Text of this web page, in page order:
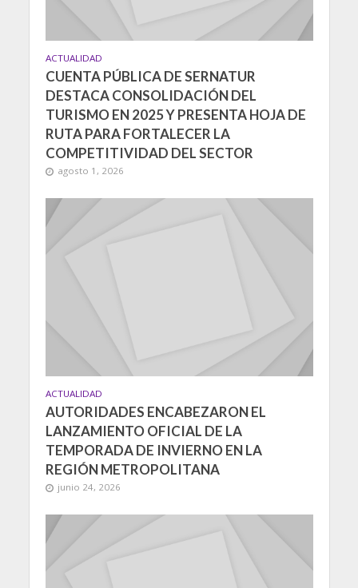
ACTUALIDAD
CUENTA PÚBLICA DE SERNATUR
DESTACA CONSOLIDACIÓN DEL
TURISMO EN 2025 Y PRESENTA HOJA DE
RUTA PARA FORTALECER LA
COMPETITIVIDAD DEL SECTOR
agosto 1, 2026
ACTUALIDAD
AUTORIDADES ENCABEZARON EL
LANZAMIENTO OFICIAL DE LA
TEMPORADA DE INVIERNO EN LA
REGIÓN METROPOLITANA
junio 24, 2026